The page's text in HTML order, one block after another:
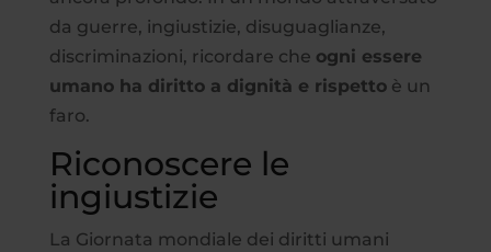
da guerre, ingiustizie, disuguaglianze,
discriminazioni, ricordare che ogni essere
umano ha diritto a dignità e rispettoè un
faro.
Riconoscere le
ingiustizie
La Giornata mondiale dei diritti umani